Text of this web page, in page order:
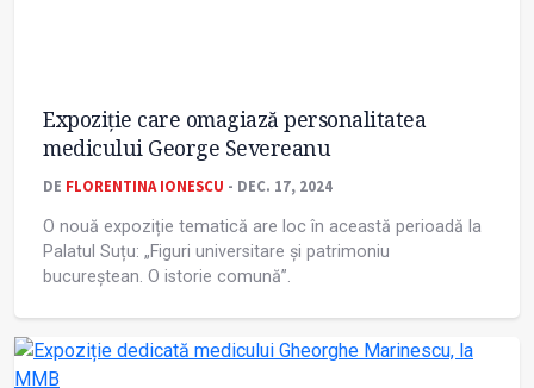
Expoziție care omagiază personalitatea
medicului George Severeanu
DE FLORENTINA IONESCU - DEC. 17, 2024
O nouă expoziție tematică are loc în această perioadă la
Palatul Suțu: „Figuri universitare și patrimoniu
bucureștean. O istorie comună”.